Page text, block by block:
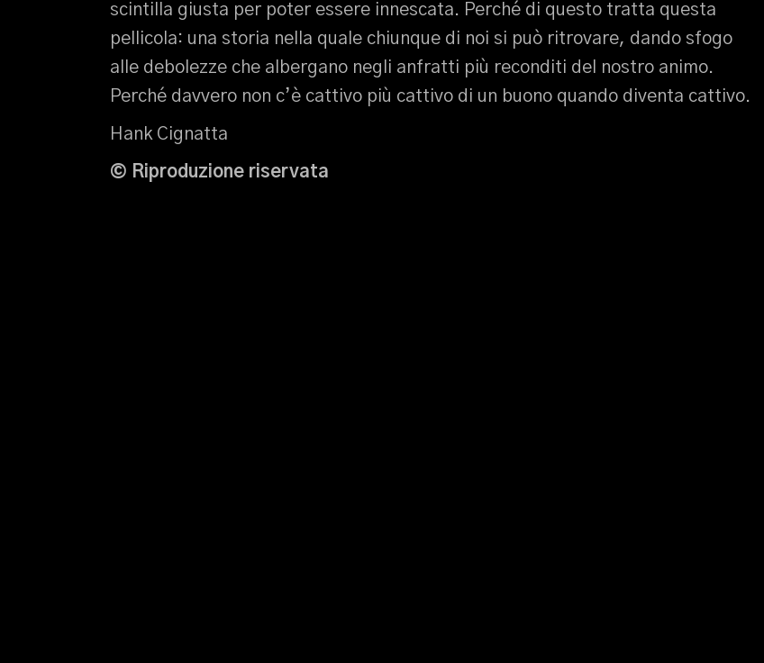
scintilla giusta per poter essere innescata. Perché di questo tratta questa
pellicola: una storia nella quale chiunque di noi si può ritrovare, dando sfogo
alle debolezze che albergano negli anfratti più reconditi del nostro animo.
Perché davvero non c’è cattivo più cattivo di un buono quando diventa cattivo.
Hank Cignatta
© Riproduzione riservata